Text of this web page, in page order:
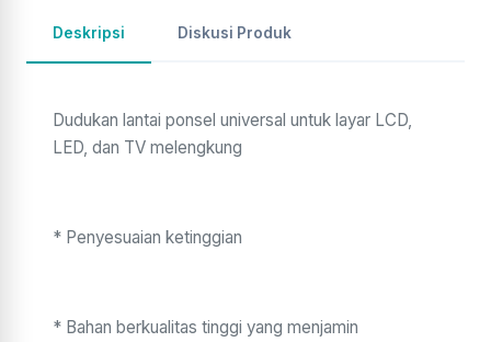
Deskripsi Diskusi Produk
Dudukan lantai ponsel universal untuk layar LCD,
LED, dan TV melengkung
* Penyesuaian ketinggian
* Bahan berkualitas tinggi yang menjamin